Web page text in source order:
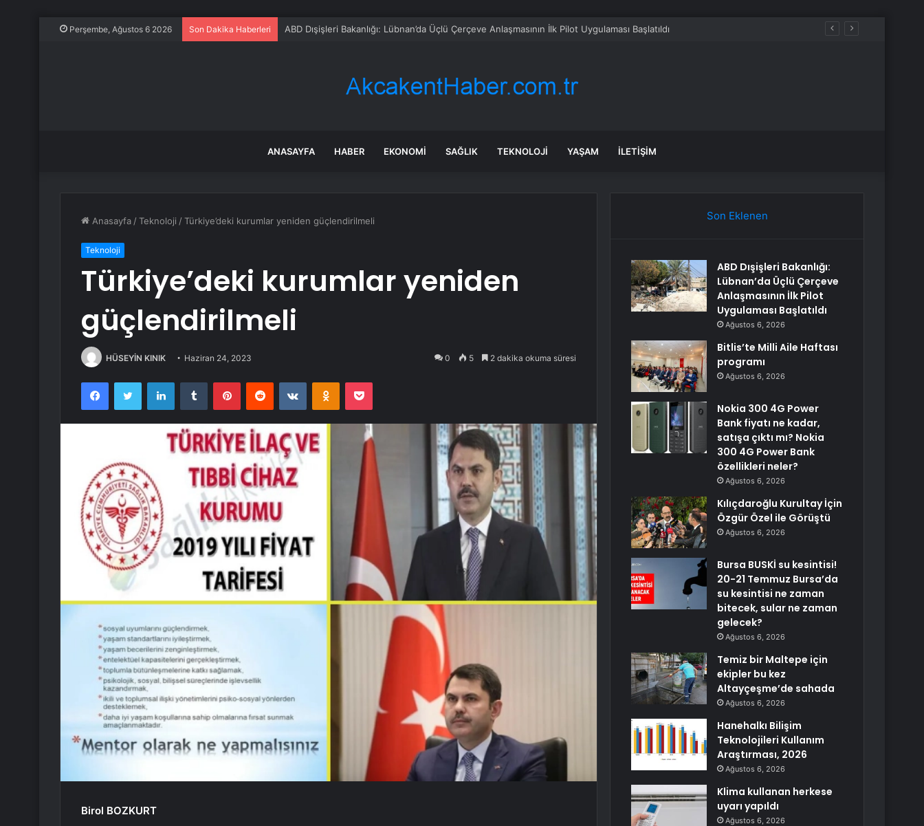
Perşembe, Ağustos 6 2026 Son Dakika Haberleri Bitlis’te Milli Aile Haftası programı
ANASAYFA HABER EKONOMI SAĞLIK TEKNOLOJI YAŞAM İLETIŞIM
Anasayfa /Teknoloji /Türkiye’deki kurumlar yeniden güçlendirilmeli
Teknoloji
Türkiye’deki kurumlar yeniden
güçlendirilmeli
HÜSEYİN KINIK Haziran 24, 2023 0 5 2 dakika okuma süresi
FacebookTwitter LinkedInTumblr PinterestReddit VKontakteOdnoklassniki
Pocket
Birol BOZKURT
Son Eklenen
ABD Dışişleri Bakanlığı:
Lübnan’da Üçlü Çerçeve
Anlaşmasının İlk Pilot
Uygulaması Başlatıldı
Ağustos 6, 2026
Bitlis’te Milli Aile Haftası
programı
Ağustos 6, 2026
Nokia 300 4G Power
Bank fiyatı ne kadar,
satışa çıktı mı? Nokia
300 4G Power Bank
özellikleri neler?
Ağustos 6, 2026
Kılıçdaroğlu Kurultay İçin
Özgür Özel ile Görüştü
Ağustos 6, 2026
Bursa BUSKİ su kesintisi!
20-21 Temmuz Bursa’da
su kesintisi ne zaman
bitecek, sular ne zaman
gelecek?
Ağustos 6, 2026
Temiz bir Maltepe için
ekipler bu kez
Altayçeşme’de sahada
Ağustos 6, 2026
Hanehalkı Bilişim
Teknolojileri Kullanım
Araştırması, 2026
Ağustos 6, 2026
Klima kullanan herkese
uyarı yapıldı
Ağustos 6, 2026